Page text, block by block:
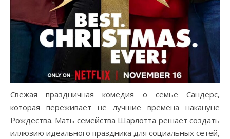
Свежая праздничная комедия о семье Сандерс,
которая переживает не лучшие времена накануне
Рождества. Мать семейства Шарлотта решает создать
иллюзию идеального праздника для социальных сетей,